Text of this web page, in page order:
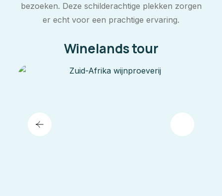
bezoeken. Deze schilderachtige plekken zorgen
er echt voor een prachtige ervaring.
Winelands tour